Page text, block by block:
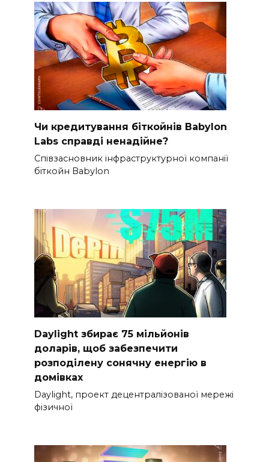
Чи кредитування біткойнів Babylon
Labs справді ненадійне?
Співзасновник інфраструктурної компанії
біткойн Babylon
Daylight збирає 75 мільйонів
доларів, щоб забезпечити
розподілену сонячну енергію в
домівках
Daylight, проект децентралізованої мережі
фізичної